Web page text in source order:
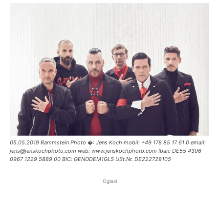
05.05.2019 Rammstein Photo �: Jens Koch mobil: +49 178 85 17 61 0 email:
jens@jenskochphoto.com web: www.jenskochphoto.com Iban: DE55 4306
0967 1229 5889 00 BIC: GENODEM1GLS USt.Nr. DE222728105
Oglasi